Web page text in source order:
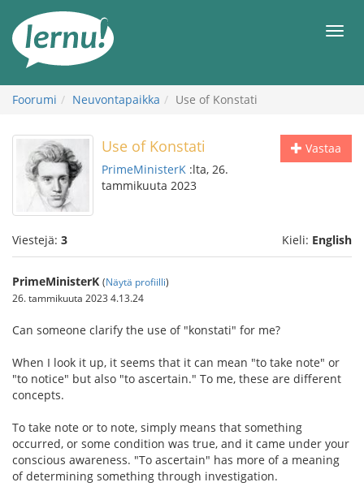
sisältöön
Foorumi Neuvontapaikka Use of Konstati
Vastaa
Use of Konstati
PrimeMinisterK :lta, 26.
tammikuuta 2023
Viestejä: 3 Kieli: English
PrimeMinisterK (Näytä profiilli)
26. tammikuuta 2023 4.13.24
Can someone clarify the use of "konstati" for me?
When I look it up, it seems that it can mean "to take note" or
"to notice" but also "to ascertain." To me, these are different
concepts.
To take note or to note, simply means that something
occurred, or some condition was true, and it came under your
conscious awareness. "To ascertain" has more of a meaning
of determining something through investigation.